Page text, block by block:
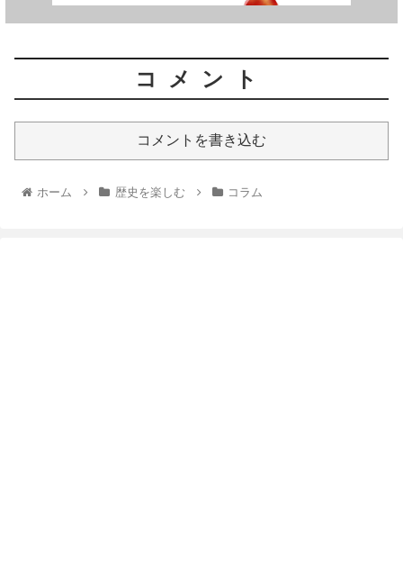
コメント
コメントを書き込む
ホーム 歴史を楽しむ コラム